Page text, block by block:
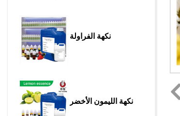
نكهة الفراولة
نكهة الليمون الأخضر